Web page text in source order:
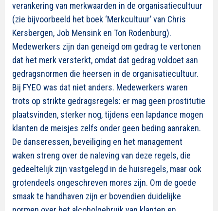
verankering van merkwaarden in de organisatiecultuur
(zie bijvoorbeeld het boek ‘Merkcultuur’ van Chris
Kersbergen, Job Mensink en Ton Rodenburg).
Medewerkers zijn dan geneigd om gedrag te vertonen
dat het merk versterkt, omdat dat gedrag voldoet aan
gedragsnormen die heersen in de organisatiecultuur.
Bij FYEO was dat niet anders. Medewerkers waren
trots op strikte gedragsregels: er mag geen prostitutie
plaatsvinden, sterker nog, tijdens een lapdance mogen
klanten de meisjes zelfs onder geen beding aanraken.
De danseressen, beveiliging en het management
waken streng over de naleving van deze regels, die
gedeeltelijk zijn vastgelegd in de huisregels, maar ook
grotendeels ongeschreven mores zijn. Om de goede
smaak te handhaven zijn er bovendien duidelijke